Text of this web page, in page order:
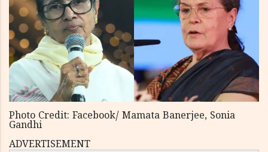
Photo Credit: Facebook/ Mamata Banerjee, Sonia
Gandhi
ADVERTISEMENT